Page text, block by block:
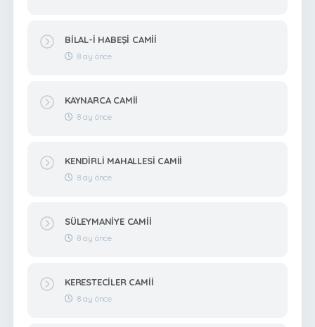
BİLAL-İ HABEŞİ CAMİİ
8 ay önce
KAYNARCA CAMİİ
8 ay önce
KENDİRLİ MAHALLESİ CAMİİ
8 ay önce
SÜLEYMANİYE CAMİİ
8 ay önce
KERESTECİLER CAMİİ
8 ay önce